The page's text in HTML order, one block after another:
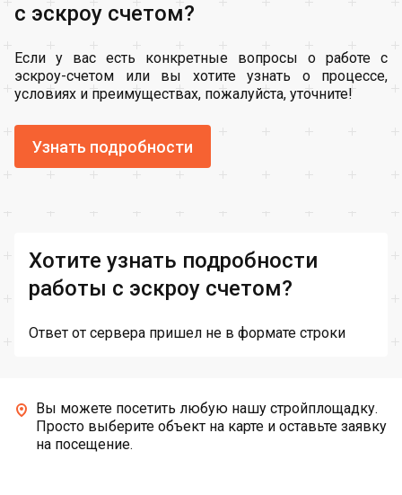
с эскроу счетом?
Если у вас есть конкретные вопросы о работе с
эскроу-счетом или вы хотите узнать о процессе,
условиях и преимуществах, пожалуйста, уточните!
Узнать подробности
Хотите узнать подробности
работы с эскроу счетом?
Ответ от сервера пришел не в формате строки
Вы можете посетить любую нашу стройплощадку.
Просто выберите объект на карте и оставьте заявку
на посещение.